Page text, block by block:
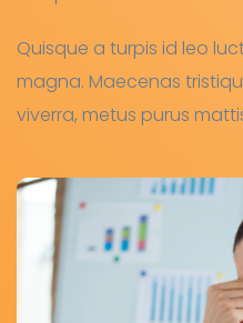
Quisque a turpis id leo
magna. Maecenas
viverra, metus purus